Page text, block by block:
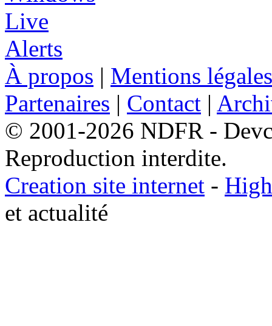
À propos | Mentions légales
Partenaires | Contact |
© 2001-2026 NDFR -
Reproduction interdite.
Creation site internet -
et actualité